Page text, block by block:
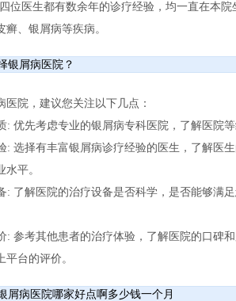
位医生都有数余年的诊疗经验，均一直在本
癣、银屑病等疾病。
银屑病医院？
医院，建议您关注以下几点：
: 优先考虑专业的银屑病专科医院，了解医院
: 选择有丰富银屑病诊疗经验的医生，了解医
水平。
: 了解医院的治疗设备是否科学，是否能够满
: 参考其他患者的治疗体验，了解医院的口碑
平台的评价。
屑病医院哪家好点啊多少钱一个月